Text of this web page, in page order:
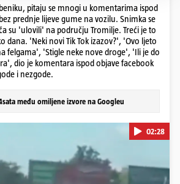
pitaju se mnogi u komentarima ispod
prednje lijeve gume na vozilu. Snimka se
su 'ulovili' na području Tromilje. Treći je to
dana. 'Neki novi Tik Tok izazov?', 'Ovo ljeto
felgama', 'Stigle neke nove droge', 'Ili je do
dio je komentara ispod objave facebook
i nezgode.
među omiljene izvore na Googleu
02:28